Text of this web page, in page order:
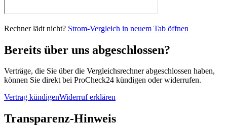
Rechner lädt nicht? Strom-Vergleich in neuem Tab öffnen
Bereits über uns abgeschlossen?
Verträge, die Sie über die Vergleichsrechner abgeschlossen haben,
können Sie direkt bei ProCheck24 kündigen oder widerrufen.
Vertrag kündigenWiderruf erklären
Transparenz-Hinweis